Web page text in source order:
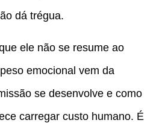
dá trégua.
ele não se resume ao
emocional vem da
se desenvolve e como
carregar custo humano. É